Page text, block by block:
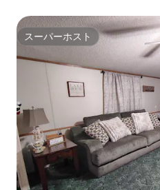
スーパーホスト
スーパーホスト